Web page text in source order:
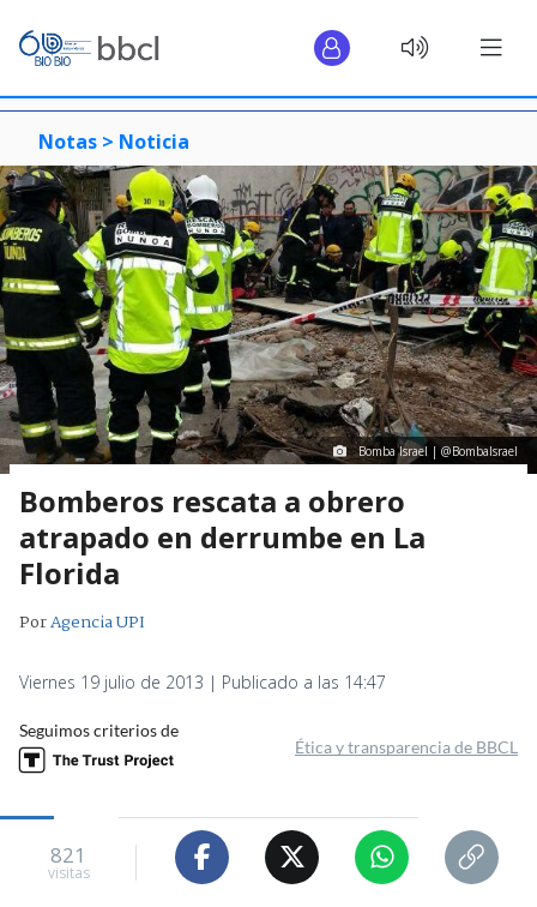
Notas > Noticia
Bomba Israel | ‏@BombaIsrael
Bomberos rescata a obrero
atrapado en derrumbe en La
Florida
PorAgencia UPI
Viernes 19 julio de 2013 | Publicado a las 14:47
Seguimos criterios de
Ética y transparencia de BBCL
821
visitas